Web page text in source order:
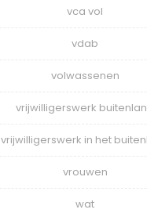
vca vol
vdab
volwassenen
vrijwilligerswerk
vrijwilligerswerk in het
vrouwen
wat